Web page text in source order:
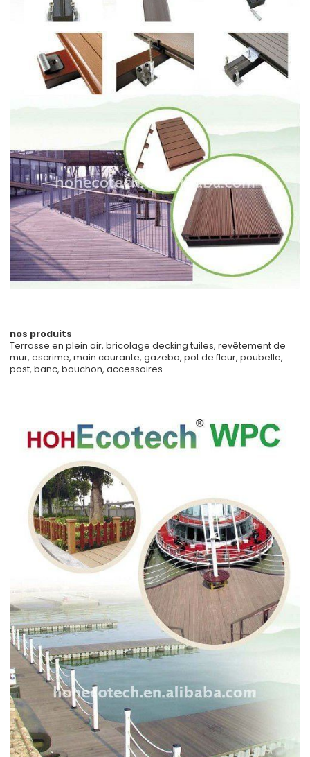
nos produits
Terrasse en plein air, bricolage decking tuiles, revêtement de
mur, escrime, main courante, gazebo, pot de fleur, poubelle,
post, banc, bouchon, accessoires.